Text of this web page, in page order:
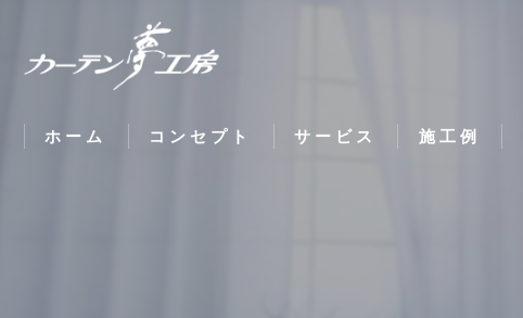
ホーム コンセプト サービス 施工例